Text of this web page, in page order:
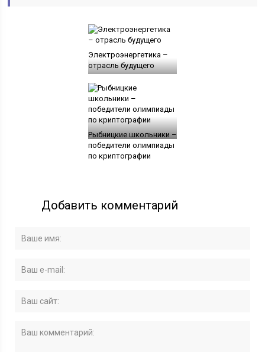
Электроэнергетика –
отрасль будущего
Рыбницкие школьники –
победители олимпиады
по криптографии
Добавить комментарий